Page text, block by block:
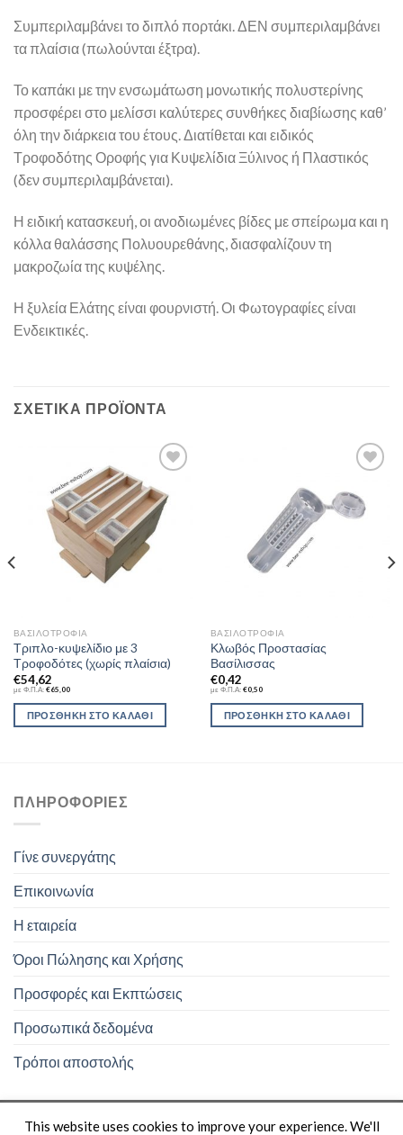
Συμπεριλαμβάνει το διπλό πορτάκι. ΔΕΝ συμπεριλαμβάνει
τα πλαίσια (πωλούνται έξτρα).
Το καπάκι με την ενσωμάτωση μονωτικής πολυστερίνης
προσφέρει στο μελίσσι καλύτερες συνθήκες διαβίωσης καθ’
όλη την διάρκεια του έτους. Διατίθεται και ειδικός
Τροφοδότης Οροφής για Κυψελίδια Ξύλινος ή Πλαστικός
(δεν συμπεριλαμβάνεται).
Η ειδική κατασκευή, οι ανοδιωμένες βίδες με σπείρωμα και η
κόλλα θαλάσσης Πολυουρεθάνης, διασφαλίζουν τη
μακροζωία της κυψέλης.
Η ξυλεία Ελάτης είναι φουρνιστή. Οι Φωτογραφίες είναι
Ενδεικτικές.
ΣΧΕΤΙΚΆ ΠΡΟΪΌΝΤΑ
Add to
Wishlist
ΒΑΣΙΛΟΤΡΟΦΊΑ
Τριπλο-κυψελίδιο με 3
Τροφοδότες (χωρίς πλαίσια)
€54,62
με Φ.Π.Α: €65,00
ΠΡΟΣΘΉΚΗ ΣΤΟ ΚΑΛΆΘΙ
Wishlist
ΒΑΣΙΛΟΤΡΟΦΊΑ
Κλωβός Προστασίας
Βασίλισσας
€0,42
με Φ.Π.Α: €0,50
ΠΡΟΣΘΉΚΗ ΣΤΟ ΚΑΛΆΘΙ
ΠΛΗΡΟΦΟΡΊΕΣ
Γίνε συνεργάτης
Επικοινωνία
Η εταιρεία
Όροι Πώλησης και Χρήσης
Προσφορές και Εκπτώσεις
Προσωπικά δεδομένα
Τρόποι αποστολής
This website uses cookies to improve your experience. We'll